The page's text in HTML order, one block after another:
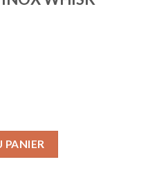
PANIER